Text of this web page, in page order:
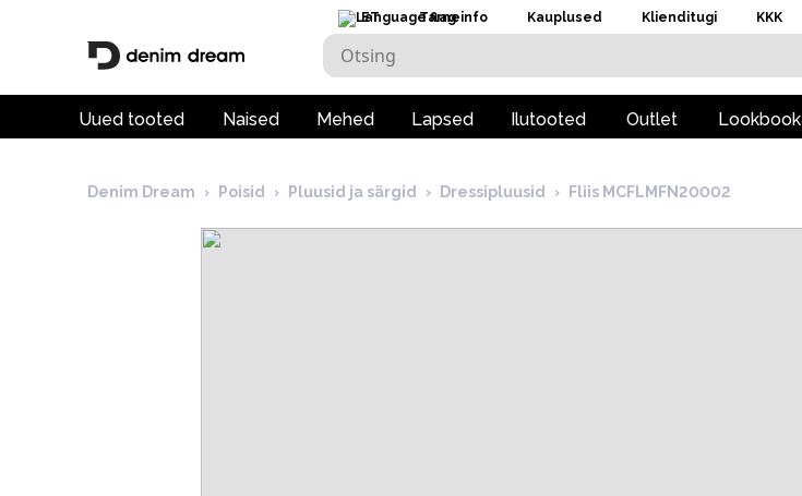
ET Tarneinfo Kauplused Klienditugi KKK
Uued tooted Naised Mehed Lapsed Ilutooted Outlet Lookbook
Denim Dream › Poisid › Pluusid ja särgid › Dressipluusid › Fliis MCFLMFN20002